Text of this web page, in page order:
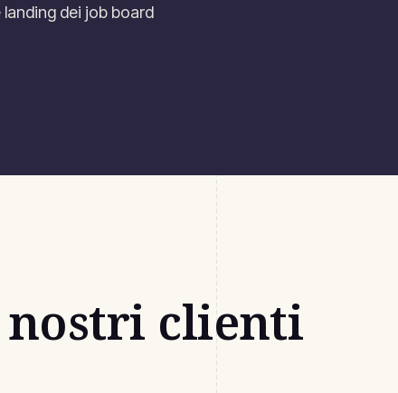
dei job board
nostri clienti